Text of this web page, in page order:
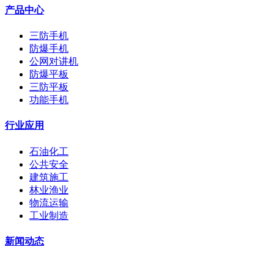
产品中心
三防手机
防爆手机
公网对讲机
防爆平板
三防平板
功能手机
行业应用
石油化工
公共安全
建筑施工
林业渔业
物流运输
工业制造
新闻动态